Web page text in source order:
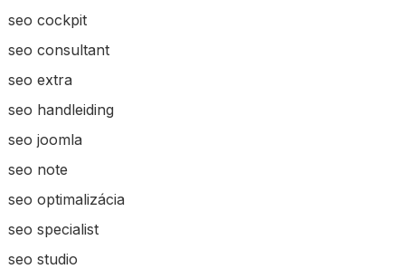
seo cockpit
seo consultant
seo extra
seo handleiding
seo joomla
seo note
seo optimalizácia
seo specialist
seo studio